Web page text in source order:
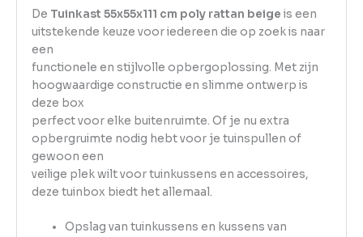
De Tuinkast 55x55x111 cm poly rattan beige is een
uitstekende keuze voor iedereen die op zoek is naar
een
functionele en stijlvolle opbergoplossing. Met zijn
hoogwaardige constructie en slimme ontwerp is
deze box
perfect voor elke buitenruimte. Of je nu extra
opbergruimte nodig hebt voor je tuinspullen of
gewoon een
veilige plek wilt voor tuinkussens en accessoires,
deze tuinbox biedt het allemaal.
Opslag van tuinkussens en kussens van